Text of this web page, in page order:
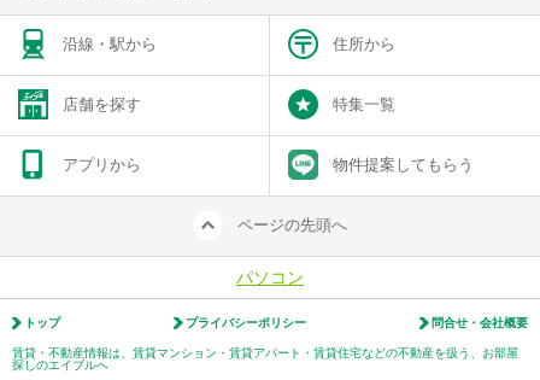
沿線・駅から 住所から
店舗を探す 特集一覧
アプリから 物件提案してもらう
ページの先頭へ
パソコン
トップ プライバシーポリシー 問合せ・会社概要
賃貸・不動産情報は、賃貸マンション・賃貸アパート・賃貸住宅などの不動産を扱う、お部屋
探しのエイブルへ